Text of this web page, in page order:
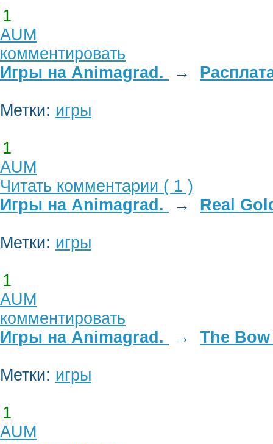
1
AUM
комментировать
Игры на Animagrad.
→
Метки: игры
1
AUM
Читать комментарии ( 1 )
Игры на Animagrad.
→ Real
Метки: игры
1
AUM
комментировать
Игры на Animagrad.
→ The Bow
Метки: игры
1
AUM